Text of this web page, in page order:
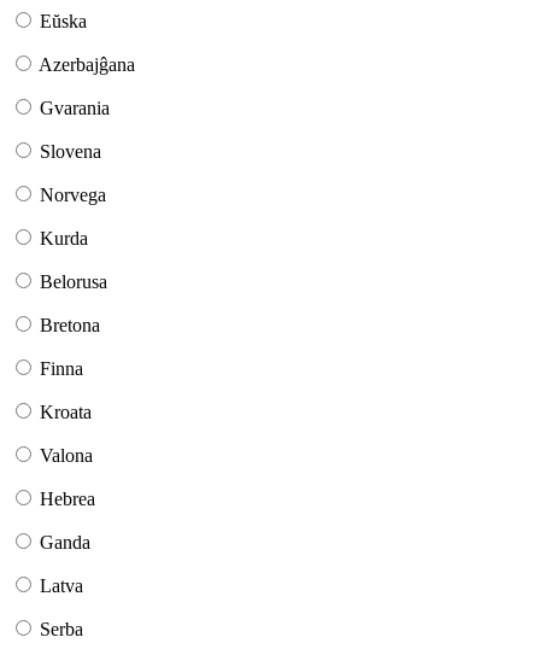
Eŭska
Azerbajĝana
Gvarania
Slovena
Norvega
Kurda
Belorusa
Bretona
Finna
Kroata
Valona
Hebrea
Ganda
Latva
Serba